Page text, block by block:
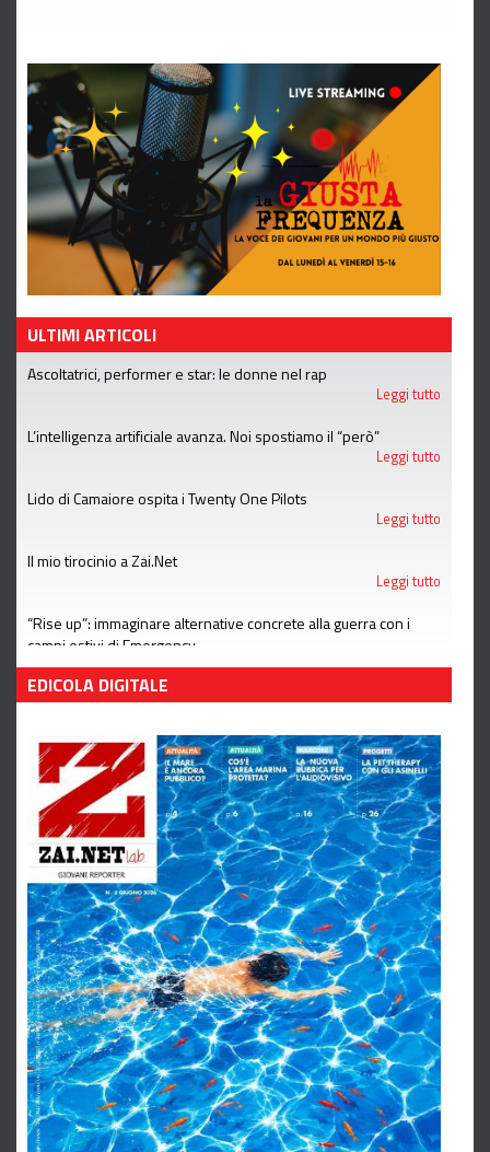
ULTIMI ARTICOLI
Ascoltatrici, performer e star: le donne nel rap
Leggi tutto
L’intelligenza artificiale avanza. Noi spostiamo il “però”
Leggi tutto
Lido di Camaiore ospita i Twenty One Pilots
Leggi tutto
Il mio tirocinio a Zai.Net
Leggi tutto
“Rise up”: immaginare alternative concrete alla guerra con i
campi estivi di Emergency
Leggi tutto
EDICOLA DIGITALE